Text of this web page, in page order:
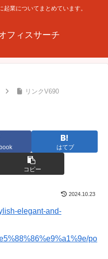
業についてまとめています。
フィスサーチ
リンクV690
はてブ
コピー
2024.10.23
elegant-and-
po